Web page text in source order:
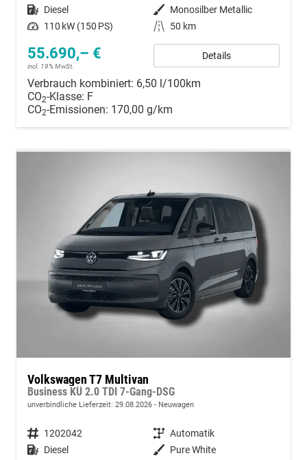
Kraftstoff Diesel Außenfarbe Monosilber Metallic
Leistung 110 kW (150 PS) Kilometerstand 50 km
55.690,– €
incl. 19% MwSt.
Details
Verbrauch kombiniert: 6,50 l/100km
CO2-Klasse: F
CO2-Emissionen: 170,00 g/km
Volkswagen T7 Multivan
Business KÜ 2.0 TDI 7-Gang-DSG
unverbindliche Lieferzeit: 29.08.2026 Neuwagen
Fahrzeugnummer 1202042 Getriebe Automatik
Kraftstoff Diesel Außenfarbe Pure White